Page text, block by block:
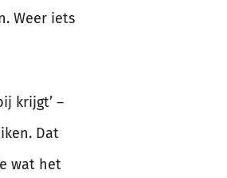
Weer iets
krijgt’ –
Dat
wat het